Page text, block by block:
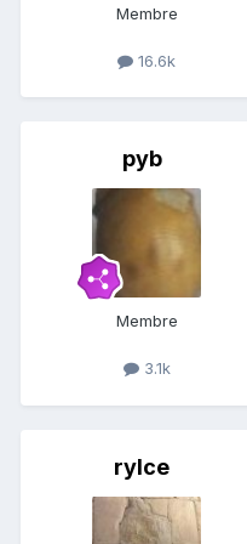
Membre
16.6k
pyb
Membre
3.1k
rylce